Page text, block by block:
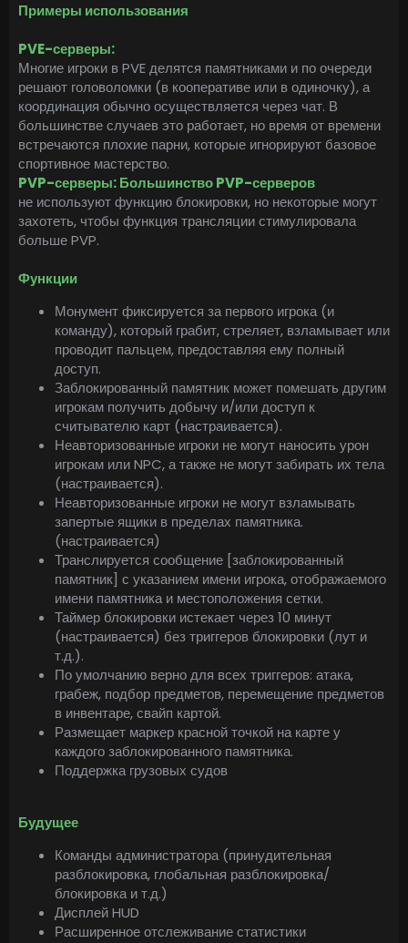
Примеры использования
PVE-серверы:
Многие игроки в PVE делятся памятниками и по очереди
решают головоломки (в кооперативе или в одиночку), а
координация обычно осуществляется через чат. В
большинстве случаев это работает, но время от времени
встречаются плохие парни, которые игнорируют базовое
спортивное мастерство.
PVP-серверы: Большинство PVP-серверов
не используют функцию блокировки, но некоторые могут
захотеть, чтобы функция трансляции стимулировала
больше PVP.
Функции
Монумент фиксируется за первого игрока (и
команду), который грабит, стреляет, взламывает или
проводит пальцем, предоставляя ему полный
доступ.
Заблокированный памятник может помешать другим
игрокам получить добычу и/или доступ к
считывателю карт (настраивается).
Неавторизованные игроки не могут наносить урон
игрокам или NPC, а также не могут забирать их тела
(настраивается).
Неавторизованные игроки не могут взламывать
запертые ящики в пределах памятника.
(настраивается)
Транслируется сообщение [заблокированный
памятник] с указанием имени игрока, отображаемого
имени памятника и местоположения сетки.
Таймер блокировки истекает через 10 минут
(настраивается) без триггеров блокировки (лут и
т.д.).
По умолчанию верно для всех триггеров: атака,
грабеж, подбор предметов, перемещение предметов
в инвентаре, свайп картой.
Размещает маркер красной точкой на карте у
каждого заблокированного памятника.
Поддержка грузовых судов
Будущее
Команды администратора (принудительная
разблокировка, глобальная разблокировка/
блокировка и т.д.)
Дисплей HUD
Расширенное отслеживание статистики